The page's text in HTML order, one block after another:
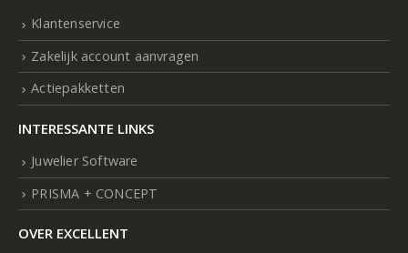
Klantenservice
Zakelijk account aanvragen
Actiepakketten
INTERESSANTE LINKS
Juwelier Software
PRISMA + CONCEPT
OVER EXCELLENT